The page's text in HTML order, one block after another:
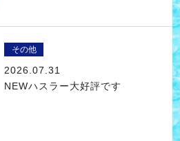
その他
2026.07.31
NEWハスラー大好評です